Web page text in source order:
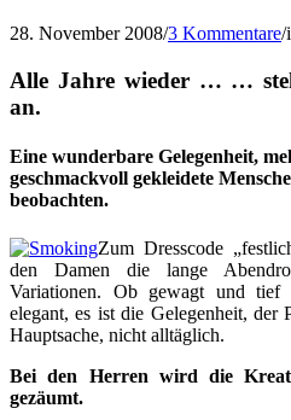
28. November 2008/3 Kommentare/
Alle Jahre wieder … …
an.
Eine wunderbare Gelegenheit,
geschmackvoll gekleidete
beobachten.
Zum Dresscode
den Damen die lange
Variationen. Ob gewagt und tief
elegant, es ist die Gelegenheit, der
Hauptsache, nicht alltäglich.
Bei den Herren wird die
gezäumt.